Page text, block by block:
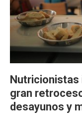
Nutricionistas
gran
desayunos y